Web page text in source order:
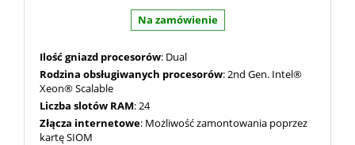
Na zamówienie
Ilość gniazd procesorów: Dual
Rodzina obsługiwanych procesorów: 2nd Gen. Intel®
Xeon® Scalable
Liczba slotów RAM: 24
Złącza internetowe: Możliwość zamontowania poprzez
kartę SIOM